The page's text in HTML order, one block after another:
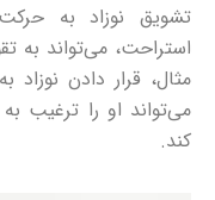
تشویق نوزاد به
استراحت، می‌تواند به
مثال، قرار دادن
می‌تواند او را ترغیب
کند.